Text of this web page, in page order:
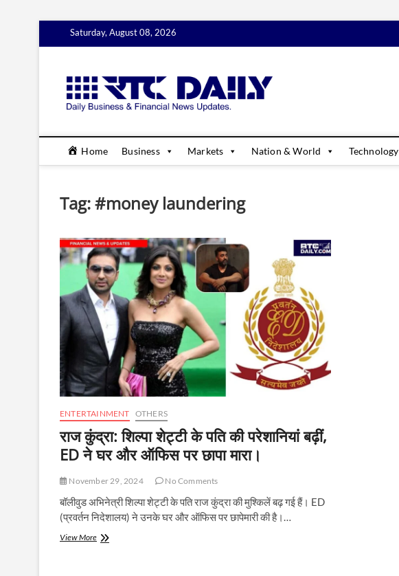
Saturday, August 08, 2026
Home Business Markets Nation & World Technology
Tag:#money laundering
ENTERTAINMENT OTHERS
राज कुंद्रा: शिल्पा शेट्टी के पति की परेशानियां बढ़ीं,
ED ने घर और ऑफिस पर छापा मारा।
November 29, 2024 No Comments
बॉलीवुड अभिनेत्री शिल्पा शेट्टी के पति राज कुंद्रा की मुश्किलें बढ़ गई हैं। ED
(प्रवर्तन निदेशालय) ने उनके घर और ऑफिस पर छापेमारी की है।…
View Moreराज